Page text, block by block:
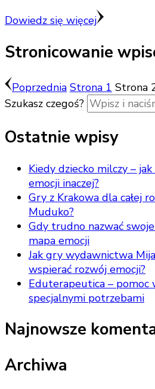
Dowiedz się więcej
Stronicowanie
Poprzednia Strona 1 Strona
Szukasz czegoś?
Ostatnie wpisy
Kiedy dziecko milczy –
emocji inaczej?
Gry z Krakowa dla całej
Muduko?
Gdy trudno nazwać swoje
mapa emocji
Jak gry wydawnictwa
wspierać rozwój emocji?
Eduterapeutica – pomoc
specjalnymi potrzebami
Najnowsze
Archiwa